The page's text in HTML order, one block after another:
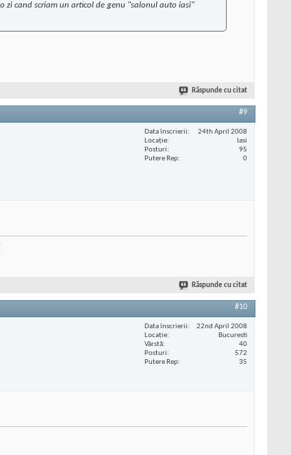
zi cand scriam un articol de genu "salonul auto iasi"
Răspunde cu citat
#9
Data înscrierii
24th April 2008
Locaţie
Iasi
Posturi
95
Putere Rep
0
Răspunde cu citat
#10
Data înscrierii
22nd April 2008
Locaţie
Bucuresti
Vârstă
40
Posturi
572
Putere Rep
35